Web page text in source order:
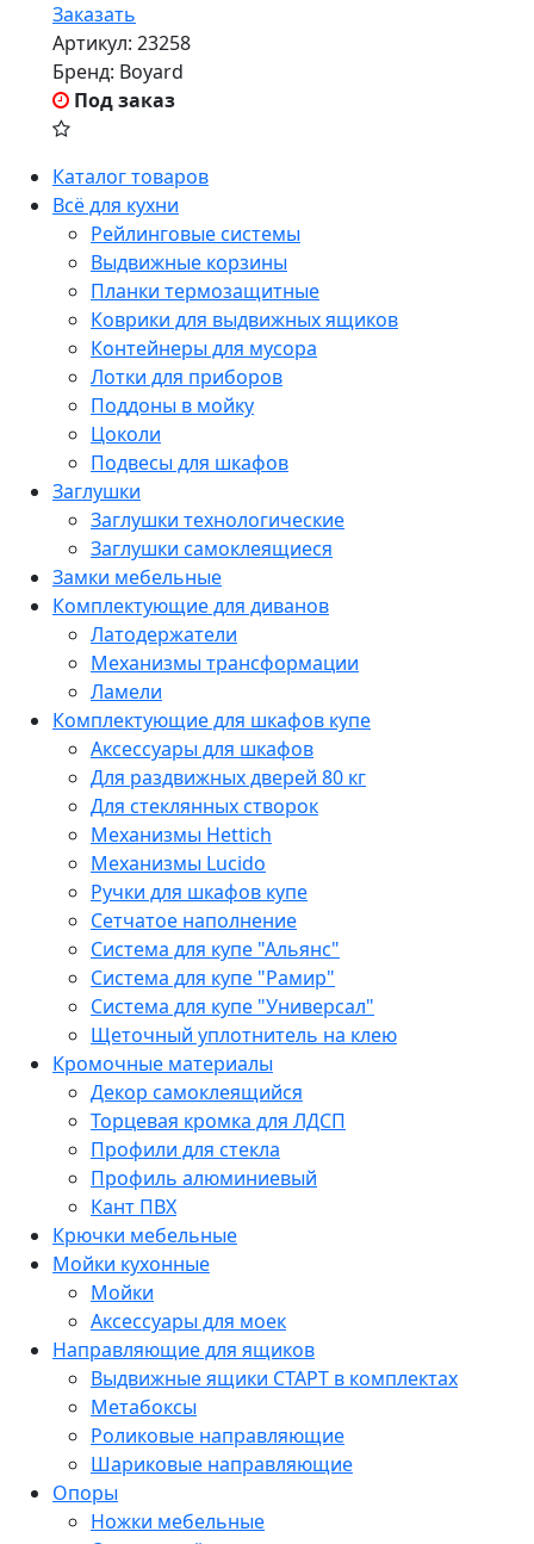
Каталог товаров
Всё для кухни
Рейлинговые системы
Выдвижные корзины
Планки термозащитные
Коврики для выдвижных ящиков
Контейнеры для мусора
Лотки для приборов
Поддоны в мойку
Цоколи
Подвесы для шкафов
Заглушки
Заглушки технологические
Заглушки самоклеящиеся
Замки мебельные
Комплектующие для диванов
Латодержатели
Механизмы трансформации
Ламели
Комплектующие для шкафов купе
Аксессуары для шкафов
Для раздвижных дверей 80 кг
Для стеклянных створок
Механизмы Hettich
Механизмы Lucido
Ручки для шкафов купе
Сетчатое наполнение
Система для купе "Альянс"
Система для купе "Рамир"
Система для купе "Универсал"
Щеточный уплотнитель на клею
Кромочные материалы
Декор самоклеящийся
Торцевая кромка для ЛДСП
Профили для стекла
Профиль алюминиевый
Кант ПВХ
Крючки мебельные
Мойки кухонные
Мойки
Аксессуары для моек
Направляющие для ящиков
Выдвижные ящики СТАРТ в комплектах
Метабоксы
Роликовые направляющие
Шариковые направляющие
Опоры
Ножки мебельные
Заказать
Артикул: 23258
Бренд: Boyard
Под заказ